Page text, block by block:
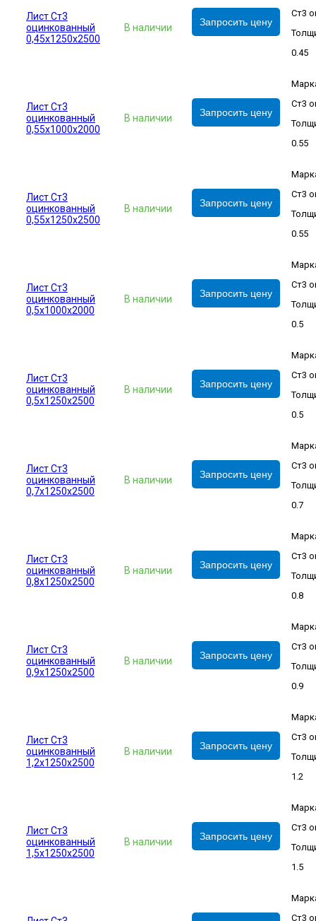
Лист Ст3
оцинкованный
0,45х1250х2500
В наличии Запросить цену
Ст3
0.45
Лист Ст3
оцинкованный
0,55х1000х2000
В наличии Запросить цену
Ст3
0.55
Лист Ст3
оцинкованный
0,55х1250х2500
В наличии Запросить цену
Ст3
0.55
Лист Ст3
оцинкованный
0,5х1000х2000
В наличии Запросить цену
Ст3
0.5
Лист Ст3
оцинкованный
0,5х1250х2500
В наличии Запросить цену
Ст3
0.5
Лист Ст3
оцинкованный
0,7х1250х2500
В наличии Запросить цену
Ст3
0.7
Лист Ст3
оцинкованный
0,8х1250х2500
В наличии Запросить цену
Ст3
0.8
Лист Ст3
оцинкованный
0,9х1250х2500
В наличии Запросить цену
Ст3
0.9
Лист Ст3
оцинкованный
1,2х1250х2500
В наличии Запросить цену
Ст3
1.2
Лист Ст3
оцинкованный
1,5х1250х2500
В наличии Запросить цену
Ст3
1.5
Ст3